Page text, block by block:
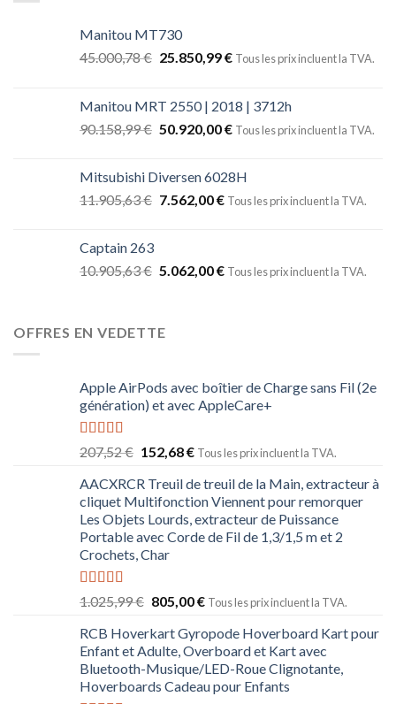
Manitou MT730
45.000,78€ 25.850,99€ Tous les prix incluent la TVA.
Manitou MRT 2550 | 2018 | 3712h
90.158,99€ 50.920,00€ Tous les prix incluent la TVA.
Mitsubishi Diversen 6028H
11.905,63€ 7.562,00€ Tous les prix incluent la TVA.
Captain 263
10.905,63€ 5.062,00€ Tous les prix incluent la TVA.
OFFRES EN VEDETTE
Apple AirPods avec boîtier de Charge sans Fil (2e
génération) et avec AppleCare+
Note5.00
sur 5
207,52€ 152,68€ Tous les prix incluent la TVA.
AACXRCR Treuil de treuil de la Main, extracteur à
cliquet Multifonction Viennent pour remorquer
Les Objets Lourds, extracteur de Puissance
Portable avec Corde de Fil de 1,3/1,5 m et 2
Crochets, Char
Note5.00
1.025,99€ 805,00€ Tous les prix incluent la TVA.
RCB Hoverkart Gyropode Hoverboard Kart pour
Enfant et Adulte, Overboard et Kart avec
Bluetooth-Musique/LED-Roue Clignotante,
Hoverboards Cadeau pour Enfants